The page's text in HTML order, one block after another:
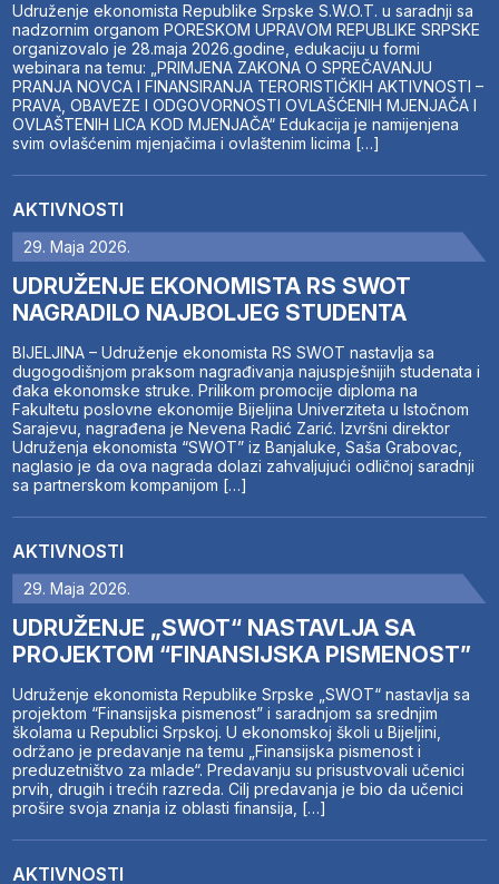
Udruženje ekonomista Republike Srpske S.W.O.T. u saradnji sa
nadzornim organom PORESKOM UPRAVOM REPUBLIKE SRPSKE
organizovalo je 28.maja 2026.godine, edukaciju u formi
webinara na temu: „PRIMJENA ZAKONA O SPREČAVANJU
PRANJA NOVCA I FINANSIRANJA TERORISTIČKIH AKTIVNOSTI –
PRAVA, OBAVEZE I ODGOVORNOSTI OVLAŠĆENIH MJENJAČA I
OVLAŠTENIH LICA KOD MJENJAČA“ Edukacija je namijenjena
svim ovlašćenim mjenjačima i ovlaštenim licima […]
AKTIVNOSTI
29. Maja 2026.
UDRUŽENJE EKONOMISTA RS SWOT
NAGRADILO NAJBOLJEG STUDENTA
BIJELJINA – Udruženje ekonomista RS SWOT nastavlja sa
dugogodišnjom praksom nagrađivanja najuspješnijih studenata i
đaka ekonomske struke. Prilikom promocije diploma na
Fakultetu poslovne ekonomije Bijeljina Univerziteta u Istočnom
Sarajevu, nagrađena je Nevena Radić Zarić. Izvršni direktor
Udruženja ekonomista “SWOT” iz Banjaluke, Saša Grabovac,
naglasio je da ova nagrada dolazi zahvaljujući odličnoj saradnji
sa partnerskom kompanijom […]
AKTIVNOSTI
29. Maja 2026.
UDRUŽENJE „SWOT“ NASTAVLJA SA
PROJEKTOM “FINANSIJSKA PISMENOST”
Udruženje ekonomista Republike Srpske „SWOT“ nastavlja sa
projektom “Finansijska pismenost” i saradnjom sa srednjim
školama u Republici Srpskoj. U ekonomskoj školi u Bijeljini,
održano je predavanje na temu „Finansijska pismenost i
preduzetništvo za mlade“. Predavanju su prisustvovali učenici
prvih, drugih i trećih razreda. Cilj predavanja je bio da učenici
prošire svoja znanja iz oblasti finansija, […]
AKTIVNOSTI